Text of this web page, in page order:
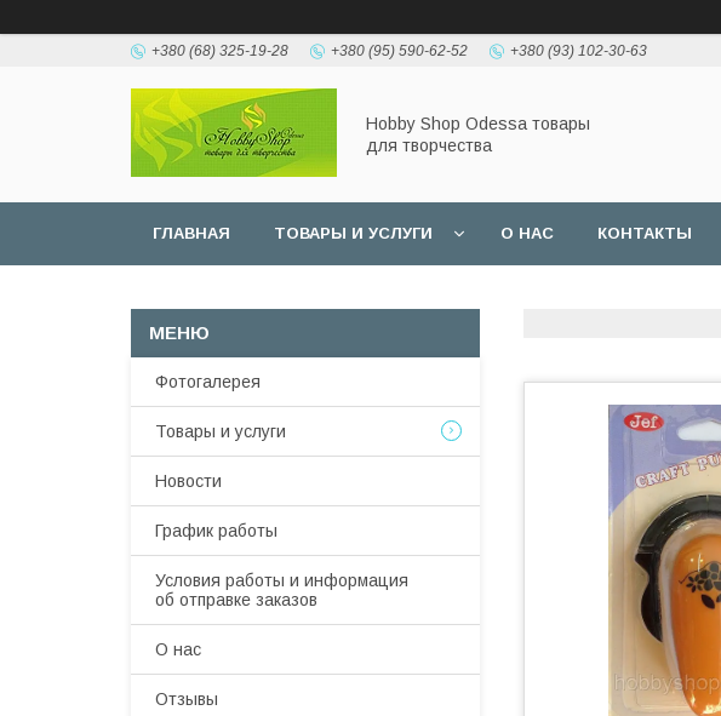
+380 (68) 325-19-28 +380 (95) 590-62-52 +380 (93) 102-30-63
Hobbу Shop Odessa товары
для творчества
ГЛАВНАЯ ТОВАРЫ И УСЛУГИ О НАС КОНТАКТЫ
Фотогалерея
Товары и услуги
Новости
График работы
Условия работы и информация
об отправке заказов
О нас
Отзывы